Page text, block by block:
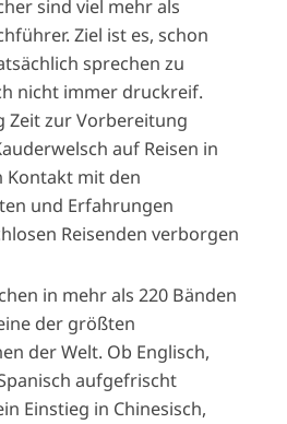
sind viel mehr als
Ziel ist es, schon
sprechen zu
nicht immer druckreif.
Zeit zur Vorbereitung
auf Reisen in
Kontakt mit den
und Erfahrungen
Reisenden verborgen
in mehr als 220 Bänden
der größten
der Welt. Ob Englisch,
aufgefrischt
Einstieg in Chinesisch,